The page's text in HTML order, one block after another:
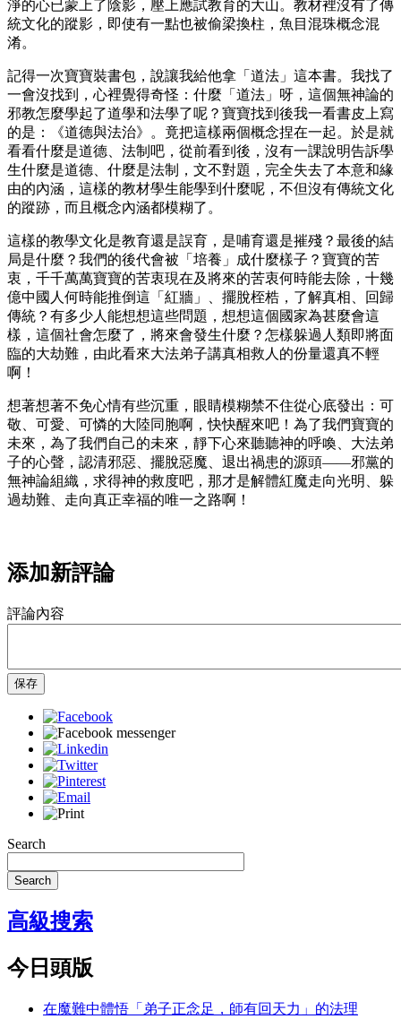
淨的心已蒙上了陰影，壓上應試教育的大山。教材裡沒有了傳
統文化的蹤影，即使有一點也被偷梁換柱，魚目混珠概念混
淆。
記得一次寶寶裝書包，說讓我給他拿「道法」這本書。我找了
一會沒找到，心裡覺得奇怪：什麼「道法」呀，這個無神論的
邪教怎麼學起了道學和法學了呢？寶寶找到後我一看書皮上寫
的是：《道德與法治》。竟把這樣兩個概念捏在一起。於是就
看看什麼是道德、法制吧，從前看到後，沒有一課說明告訴學
生什麼是道德、什麼是法制，文不對題，完全失去了本意和緣
由的內涵，這樣的教材學生能學到什麼呢，不但沒有傳統文化
的蹤跡，而且概念內涵都模糊了。
這樣的教學文化是教育還是誤育，是哺育還是摧殘？最後的結
局是什麼？我們的後代會被「培養」成什麼樣子？寶寶的苦
衷，千千萬萬寶寶的苦衷現在及將來的苦衷何時能去除，十幾
億中國人何時能推倒這「紅牆」、擺脫桎梏，了解真相、回歸
傳統？有多少人能想想這些問題，想想這個國家為甚麼會這
樣，這個社會怎麼了，將來會發生什麼？怎樣躲過人類即將面
臨的大劫難，由此看來大法弟子講真相救人的份量還真不輕
啊！
想著想著不免心情有些沉重，眼睛模糊禁不住從心底發出：可
敬、可愛、可憐的大陸同胞啊，快快醒來吧！為了我們寶寶的
未來，為了我們自己的未來，靜下心來聽聽神的呼喚、大法弟
子的心聲，認清邪惡、擺脫惡魔、退出禍患的源頭——邪黨的
無神論組織，求得神的救度吧，那才是解體紅魔走向光明、躲
過劫難、走向真正幸福的唯一之路啊！
添加新評論
評論內容
保存
Search
Search
高級搜索
今日頭版
在魔難中體悟「弟子正念足，師有回天力」的法理